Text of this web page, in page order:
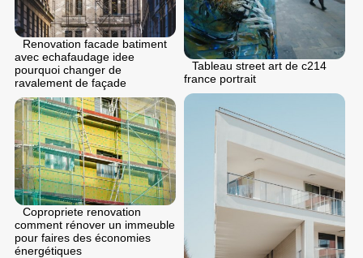
Renovation facade batiment
avec echafaudage idee
pourquoi changer de
ravalement de façade
Tableau street art de c214
france portrait
Copropriete renovation
comment rénover un immeuble
pour faires des économies
énergétiques